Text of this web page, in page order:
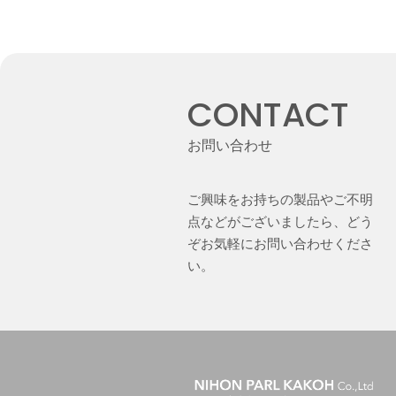
CONTACT
お問い合わせ
ご興味をお持ちの製品やご不明
点などがございましたら、どう
ぞお気軽にお問い合わせくださ
い。